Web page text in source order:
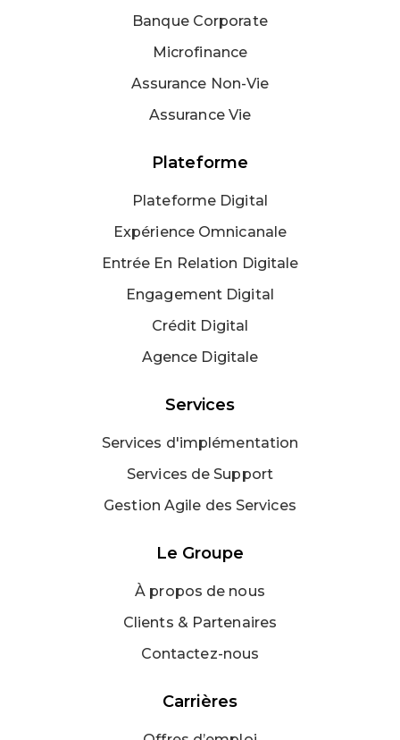
Banque Corporate
Microfinance
Assurance Non-Vie
Assurance Vie
Plateforme
Plateforme Digital
Expérience Omnicanale
Entrée En Relation Digitale
Engagement Digital
Crédit Digital
Agence Digitale
Services
Services d'implémentation
Services de Support
Gestion Agile des Services
Le Groupe
À propos de nous
Clients & Partenaires
Contactez-nous
Carrières